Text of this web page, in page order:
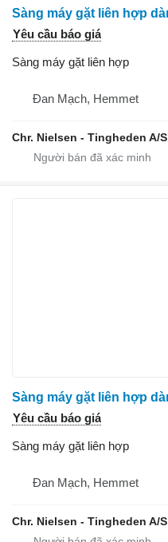
Yêu cầu báo giá
Sàng máy gặt liên hợp
Đan Mạch, Hemmet
Chr. Nielsen - Tingheden A/S
Yêu cầu báo giá
Sàng máy gặt liên hợp
Đan Mạch, Hemmet
Chr. Nielsen - Tingheden A/S